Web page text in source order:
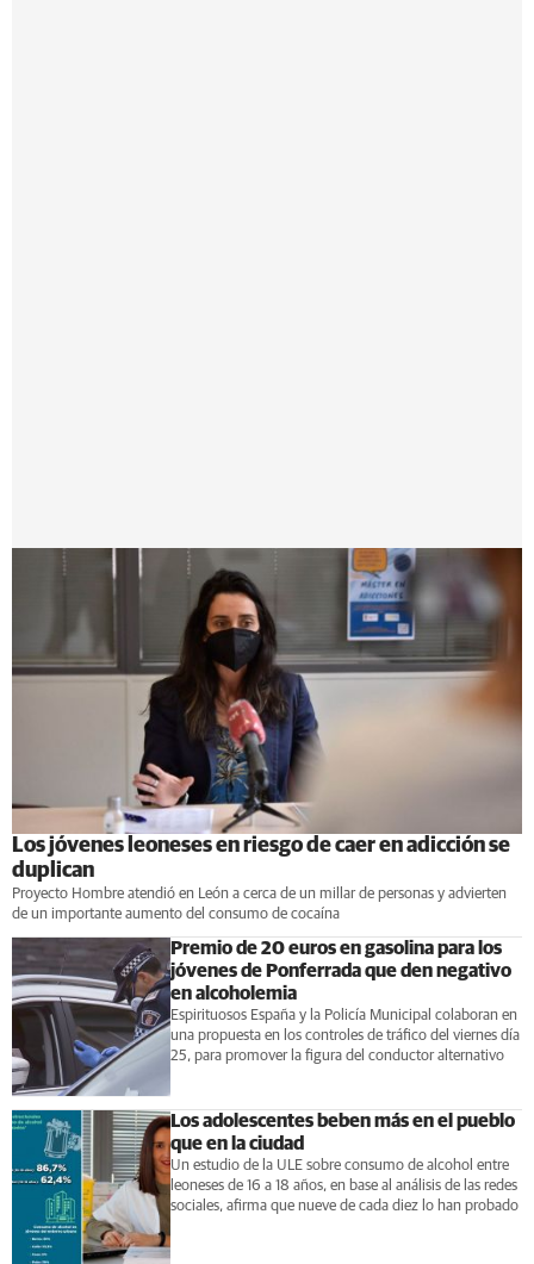
Los jóvenes leoneses en riesgo de caer en adicción se
duplican
Proyecto Hombre atendió en León a cerca de un millar de personas y advierten
de un importante aumento del consumo de cocaína
Premio de 20 euros en gasolina para los
jóvenes de Ponferrada que den negativo
en alcoholemia
Espirituosos España y la Policía Municipal colaboran en
una propuesta en los controles de tráfico del viernes día
25, para promover la figura del conductor alternativo
Los adolescentes beben más en el pueblo
que en la ciudad
Un estudio de la ULE sobre consumo de alcohol entre
leoneses de 16 a 18 años, en base al análisis de las redes
sociales, afirma que nueve de cada diez lo han probado